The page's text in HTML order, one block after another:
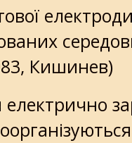
Кишинев)
електрично